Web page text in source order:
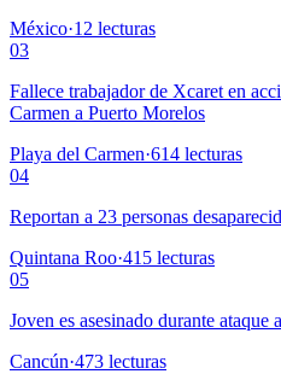
México·12 lecturas
03
Fallece trabajador de Xcaret en
Carmen a Puerto Morelos
Playa del Carmen·614 lecturas
04
Reportan a 23 personas
Quintana Roo·415 lecturas
05
Joven es asesinado durante ataque
Cancún·473 lecturas